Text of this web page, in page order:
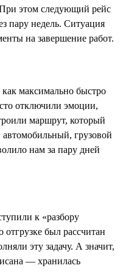
этом следующий рейс
пару недель. Ситуация
на завершение работ.
максимально быстро
отключили эмоции,
маршрут, который
грузовой
нам за пару дней
к «разбору
был рассчитан
эту задачу. А значит,
— хранилась